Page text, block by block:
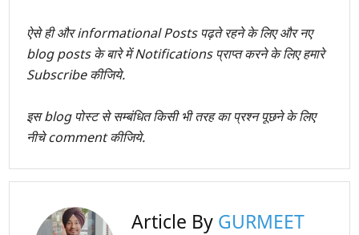
ऐसे ही और informational Posts पढ़ते रहने के लिए और नए
blog posts के बारे में Notifications प्राप्त करने के लिए हमारे
Subscribe कीजिये.
इस blog पोस्ट से सम्बंधित किसी भी तरह का प्रश्न पूछने के लिए
नीचे comment कीजिये.
Article By GURMEET